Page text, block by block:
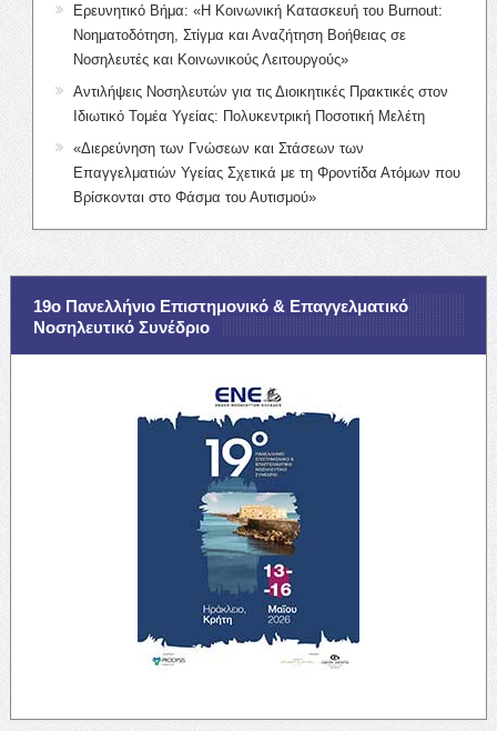
Ερευνητικό Βήμα: «Η Κοινωνική Κατασκευή του Burnout:
Νοηματοδότηση, Στίγμα και Αναζήτηση Βοήθειας σε
Νοσηλευτές και Κοινωνικούς Λειτουργούς»
Αντιλήψεις Νοσηλευτών για τις Διοικητικές Πρακτικές στον
Ιδιωτικό Τομέα Υγείας: Πολυκεντρική Ποσοτική Μελέτη
«Διερεύνηση των Γνώσεων και Στάσεων των
Επαγγελματιών Υγείας Σχετικά με τη Φροντίδα Ατόμων που
Βρίσκονται στο Φάσμα του Αυτισμού»
19ο Πανελλήνιο Επιστημονικό & Επαγγελματικό
Νοσηλευτικό Συνέδριο